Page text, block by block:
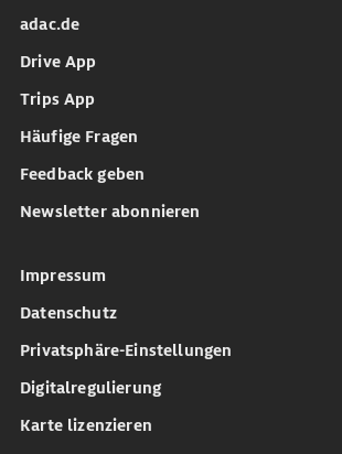
adac.de
Drive App
Trips App
Häufige Fragen
Feedback geben
Newsletter abonnieren
Impressum
Datenschutz
Privatsphäre-Einstellungen
Digitalregulierung
Karte lizenzieren